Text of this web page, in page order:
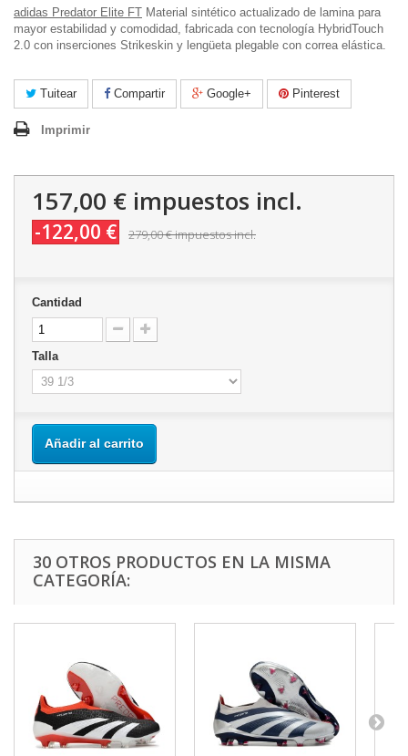
adidas Predator Elite FT Material sintético actualizado de lamina para
mayor estabilidad y comodidad, fabricada con tecnología HybridTouch
2.0 con inserciones Strikeskin y lengüeta plegable con correa elástica.
Tuitear Compartir Google+ Pinterest
Imprimir
157,00 € impuestos incl.
-122,00 € 279,00 €impuestos incl.
Cantidad
Talla
Añadir al carrito
30 OTROS PRODUCTOS EN LA MISMA
CATEGORÍA: